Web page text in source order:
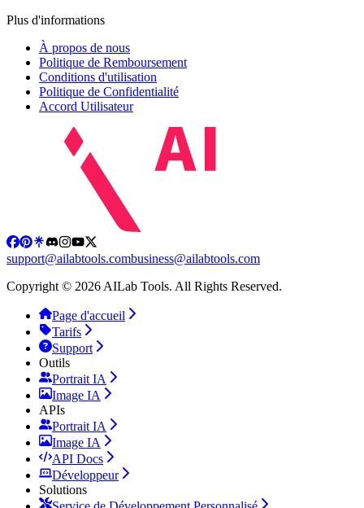
Plus d'informations
À propos de nous
Politique de Remboursement
Conditions d'utilisation
Politique de Confidentialité
Accord Utilisateur
support@ailabtools.combusiness@ailabtools.com
Copyright © 2026 AILab Tools. All Rights Reserved.
Page d'accueil
Tarifs
Support
Outils
Portrait IA
Image IA
APIs
Portrait IA
Image IA
API Docs
Développeur
Solutions